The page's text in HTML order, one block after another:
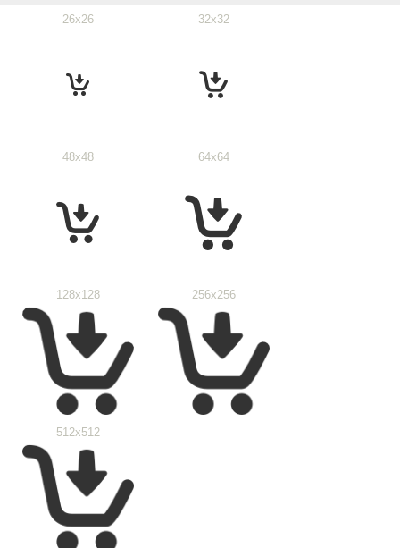
26x26 32x32
48x48 64x64
128x128 256x256
512x512